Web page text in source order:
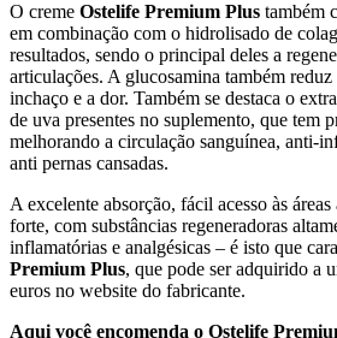
O creme Ostelife Premium Plus também
em combinação com o hidrolisado de
resultados, sendo o principal deles a
articulações. A glucosamina também
inchaço e a dor. Também se destaca o
de uva presentes no suplemento, que tem
melhorando a circulação sanguínea, anti-
anti pernas cansadas.
A excelente absorção, fácil acesso às
forte, com substâncias regeneradoras
inflamatórias e analgésicas – é isto que
Premium Plus, que pode ser adquirido a
euros no website do fabricante.
Aqui você encomenda o Ostelife